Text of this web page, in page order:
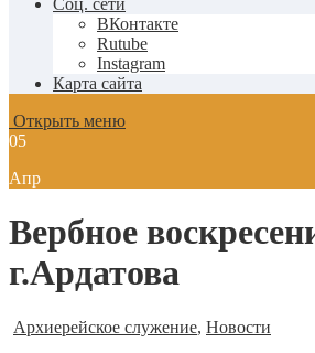
Соц. сети
ВКонтакте
Rutube
Instagram
Карта сайта
Открыть меню
05
Апр
Вербное
г.Ардатова
Архиерейское служение, Новости